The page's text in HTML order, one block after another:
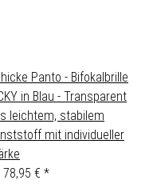
Panto - Bifokalbrille
in Blau - Transparent
leichtem, stabilem
mit individueller
78,95 € *